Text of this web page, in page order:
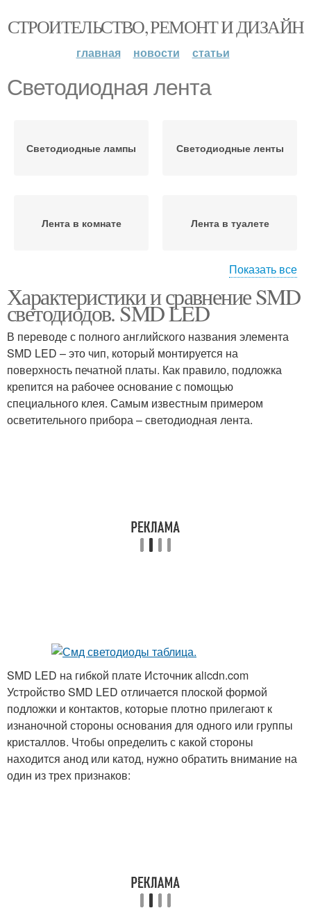
СТРОИТЕЛЬСТВО, РЕМОНТ И ДИЗАЙН
главная новости статьи
Светодиодная лента
Светодиодные лампы Светодиодные ленты
Лента в комнате Лента в туалете
Светодиодная лампа
Светодиодное
освещение
Показать все
Характеристики и сравнение SMD
светодиодов. SMD LED
В переводе с полного английского названия элемента
SMD LED – это чип, который монтируется на
поверхность печатной платы. Как правило, подложка
крепится на рабочее основание с помощью
специального клея. Самым известным примером
осветительного прибора – светодиодная лента.
SMD LED на гибкой плате Источник alicdn.com
Устройство SMD LED отличается плоской формой
подложки и контактов, которые плотно прилегают к
изнаночной стороны основания для одного или группы
кристаллов. Чтобы определить с какой стороны
находится анод или катод, нужно обратить внимание на
один из трех признаков: